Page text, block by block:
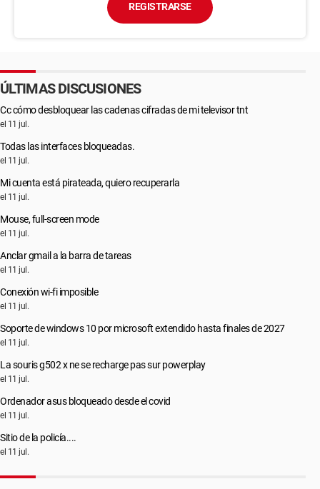
REGISTRARSE
ÚLTIMAS DISCUSIONES
Cc cómo desbloquear las cadenas cifradas de mi televisor tnt
el 11 jul.
Todas las interfaces bloqueadas.
el 11 jul.
Mi cuenta está pirateada, quiero recuperarla
el 11 jul.
Mouse, full-screen mode
el 11 jul.
Anclar gmail a la barra de tareas
el 11 jul.
Conexión wi-fi imposible
el 11 jul.
Soporte de windows 10 por microsoft extendido hasta finales de 2027
el 11 jul.
La souris g502 x ne se recharge pas sur powerplay
el 11 jul.
Ordenador asus bloqueado desde el covid
el 11 jul.
Sitio de la policía....
el 11 jul.